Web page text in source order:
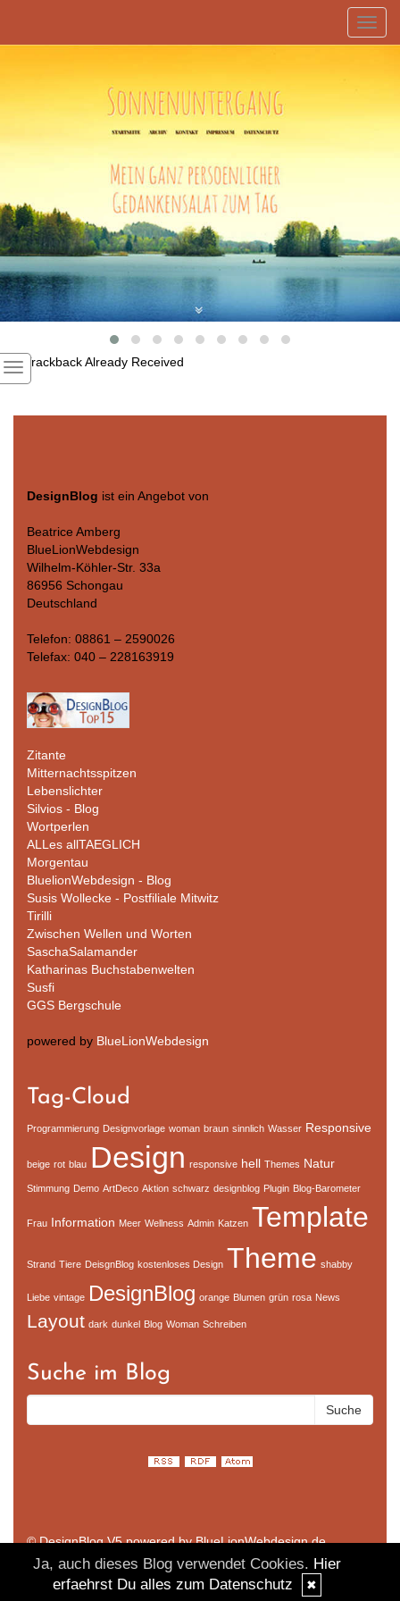
1 Trackback Already Received
DesignBlog ist ein Angebot von
Beatrice Amberg
BlueLionWebdesign
Wilhelm-Köhler-Str. 33a
86956 Schongau
Deutschland
Telefon: 08861 – 2590026
Telefax: 040 – 228163919
Zitante
Mitternachtsspitzen
Lebenslichter
Silvios - Blog
Wortperlen
ALLes allTAEGLICH
Morgentau
BluelionWebdesign - Blog
Susis Wollecke - Postfiliale Mitwitz
Tirilli
Zwischen Wellen und Worten
SaschaSalamander
Katharinas Buchstabenwelten
Susfi
GGS Bergschule
powered by BlueLionWebdesign
Tag-Cloud
Programmierung Designvorlage woman braun sinnlich Wasser Responsive
beige rot blau Design responsive hell Themes Natur
Stimmung Demo ArtDeco Aktion schwarz designblog Plugin Blog-Barometer
Frau Information Meer Wellness Admin Katzen Template
Strand Tiere DeisgnBlog kostenloses Design Theme shabby
Liebe vintage DesignBlog orange Blumen grün rosa News
Layout dark dunkel Blog Woman Schreiben
Suche im Blog
© DesignBlog V5 powered by BlueLionWebdesign.de
Ja, auch dieses Blog verwendet Cookies. Hier
erfaehrst Du alles zum Datenschutz
✖